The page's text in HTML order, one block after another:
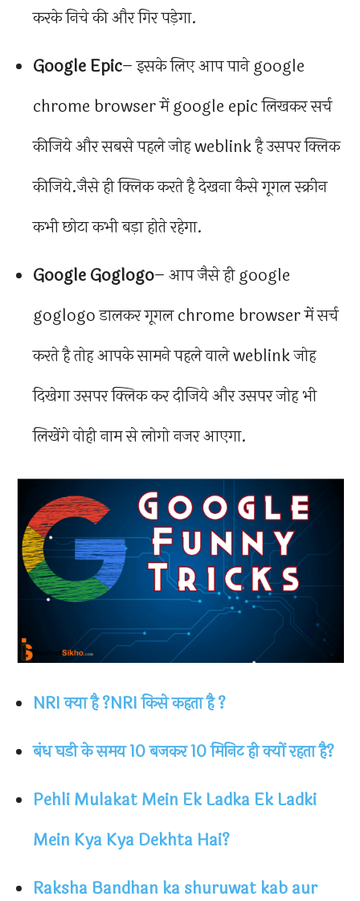
करके निचे की और गिर पड़ेगा.
Google Epic– इसके लिए आप पाने google
chrome browser में google epic लिखकर सर्च
कीजिये और सबसे पहले जोह weblink है उसपर क्लिक
कीजिये.जैसे ही क्लिक करते है देखना कैसे गूगल स्क्रीन
कभी छोटा कभी बड़ा होते रहेगा.
Google Goglogo– आप जैसे ही google
goglogo डालकर गूगल chrome browser में सर्च
करते है तोह आपके सामने पहले वाले weblink जोह
दिखेगा उसपर क्लिक कर दीजिये और उसपर जोह भी
लिखेंगे वोही नाम से लोगो नजर आएगा.
NRI क्या है ?NRI किसे कहता है ?
बंध घडी के समय 10 बजकर 10 मिनिट ही क्यों रहता है?
Pehli Mulakat Mein Ek Ladka Ek Ladki
Mein Kya Kya Dekhta Hai?
Raksha Bandhan ka shuruwat kab aur